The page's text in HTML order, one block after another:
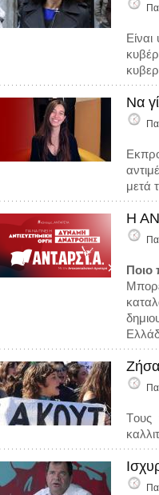
Να
μετά
Η
Ποιο
Tους